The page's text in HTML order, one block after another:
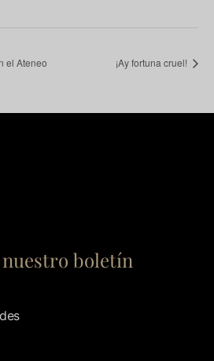
el Ateneo ¡Ay fortuna cruel!
boletín